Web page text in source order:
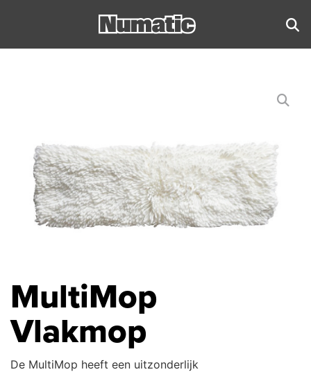
MultiMop
Vlakmop
De MultiMop heeft een uitzonderlijk